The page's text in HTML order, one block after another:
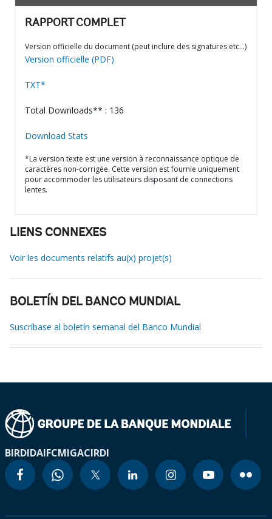
RAPPORT COMPLET
Version officielle du document (peut inclure des signatures etc…)
Version officielle (PDF)
TXT*
Total Downloads** : 136
Download Stats
*La version texte est une version à reconnaissance optique de
caractères non-corrigée. Cette version est fournie uniquement
pour accommoder les utilisateurs disposant de connections
lentes.
LIENS CONNEXES
Voir les documents relatifs au(x) projet(s)
BOLETÍN DEL BANCO MUNDIAL
Suscríbase al boletín semanal del Banco Mundial
BIRDIDAIFCMIGACIRDI